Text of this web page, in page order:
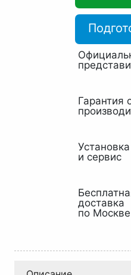
Гарантия
Установка
и сервис
доставка
по Москве